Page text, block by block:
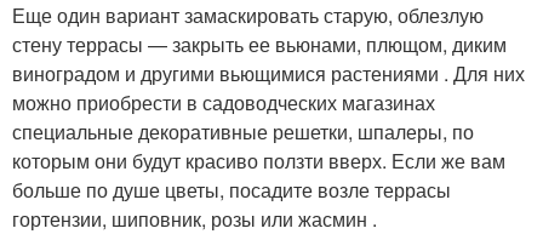
Еще один вариант замаскировать старую, облезлую
стену террасы — закрыть ее вьюнами, плющом, диким
виноградом и другими вьющимися растениями . Для них
можно приобрести в садоводческих магазинах
специальные декоративные решетки, шпалеры, по
которым они будут красиво ползти вверх. Если же вам
больше по душе цветы, посадите возле террасы
гортензии, шиповник, розы или жасмин .